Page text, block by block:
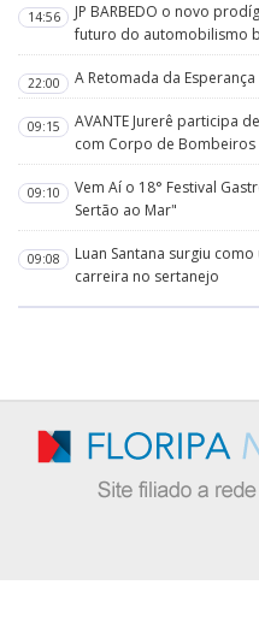
14:56
JP BARBEDO o novo
futuro do automobilismo
22:00 A Retomada da Esperança
09:15
AVANTE Jurerê participa
com Corpo de Bombeiros
09:10
Vem Aí o 18° Festival
Sertão ao Mar"
09:08
Luan Santana surgiu
carreira no sertanejo